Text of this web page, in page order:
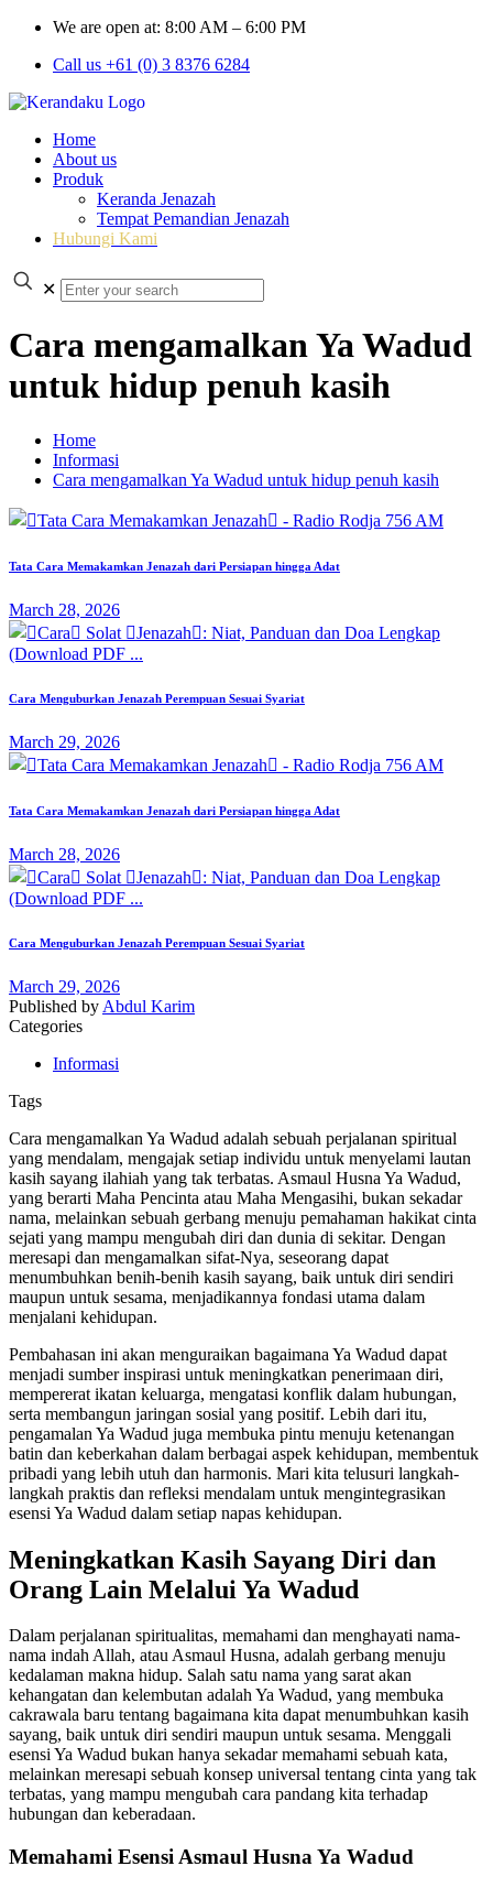
We are open at: 8:00 AM – 6:00 PM
Call us +61 (0) 3 8376 6284
Home
About us
Produk
Keranda Jenazah
Tempat Pemandian Jenazah
Hubungi Kami
✕
Cara mengamalkan Ya Wadud
untuk hidup penuh kasih
Home
Informasi
Cara mengamalkan Ya Wadud untuk hidup penuh kasih
Tata Cara Memakamkan Jenazah dari Persiapan hingga Adat
March 28, 2026
Cara Menguburkan Jenazah Perempuan Sesuai Syariat
March 29, 2026
Tata Cara Memakamkan Jenazah dari Persiapan hingga Adat
March 28, 2026
Cara Menguburkan Jenazah Perempuan Sesuai Syariat
March 29, 2026
Published by Abdul Karim
Categories
Informasi
Tags
Cara mengamalkan Ya Wadud adalah sebuah perjalanan spiritual
yang mendalam, mengajak setiap individu untuk menyelami lautan
kasih sayang ilahiah yang tak terbatas. Asmaul Husna Ya Wadud,
yang berarti Maha Pencinta atau Maha Mengasihi, bukan sekadar
nama, melainkan sebuah gerbang menuju pemahaman hakikat cinta
sejati yang mampu mengubah diri dan dunia di sekitar. Dengan
meresapi dan mengamalkan sifat-Nya, seseorang dapat
menumbuhkan benih-benih kasih sayang, baik untuk diri sendiri
maupun untuk sesama, menjadikannya fondasi utama dalam
menjalani kehidupan.
Pembahasan ini akan menguraikan bagaimana Ya Wadud dapat
menjadi sumber inspirasi untuk meningkatkan penerimaan diri,
mempererat ikatan keluarga, mengatasi konflik dalam hubungan,
serta membangun jaringan sosial yang positif. Lebih dari itu,
pengamalan Ya Wadud juga membuka pintu menuju ketenangan
batin dan keberkahan dalam berbagai aspek kehidupan, membentuk
pribadi yang lebih utuh dan harmonis. Mari kita telusuri langkah-
langkah praktis dan refleksi mendalam untuk mengintegrasikan
esensi Ya Wadud dalam setiap napas kehidupan.
Meningkatkan Kasih Sayang Diri dan
Orang Lain Melalui Ya Wadud
Dalam perjalanan spiritualitas, memahami dan menghayati nama-
nama indah Allah, atau Asmaul Husna, adalah gerbang menuju
kedalaman makna hidup. Salah satu nama yang sarat akan
kehangatan dan kelembutan adalah Ya Wadud, yang membuka
cakrawala baru tentang bagaimana kita dapat menumbuhkan kasih
sayang, baik untuk diri sendiri maupun untuk sesama. Menggali
esensi Ya Wadud bukan hanya sekadar memahami sebuah kata,
melainkan meresapi sebuah konsep universal tentang cinta yang tak
terbatas, yang mampu mengubah cara pandang kita terhadap
hubungan dan keberadaan.
Memahami Esensi Asmaul Husna Ya Wadud